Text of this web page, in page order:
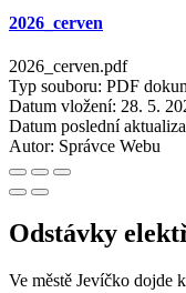
2026_cerven
2026_cerven.pdf
Typ souboru: PDF
Datum vložení: 28. 5.
Datum poslední
Autor: Správce Webu
Odstávky
Ve městě Jevíčko dojde